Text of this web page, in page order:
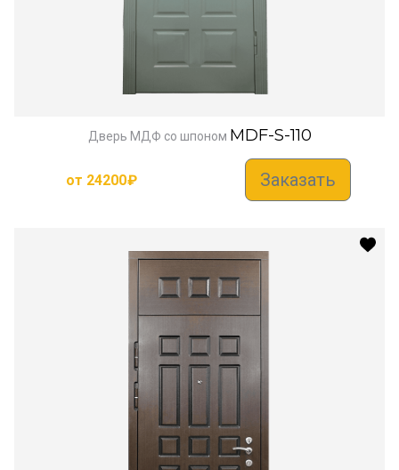
Дверь МДФ со шпоном MDF-S-110
от 24200₽ Заказать